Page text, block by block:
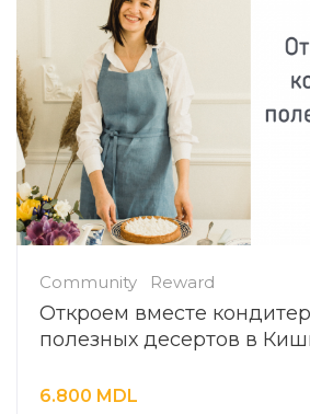
Community Reward
Откроем вместе
полезных десертов в
6.800 MDL